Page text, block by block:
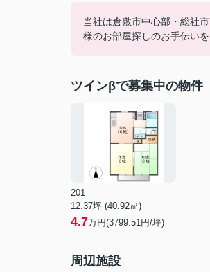
当社は倉敷市中心部・総社
様のお部屋探しのお手伝い
ツインβで募集中の物件
201
12.37坪 (40.92㎡)
4.7万円(3799.51円/坪)
周辺施設